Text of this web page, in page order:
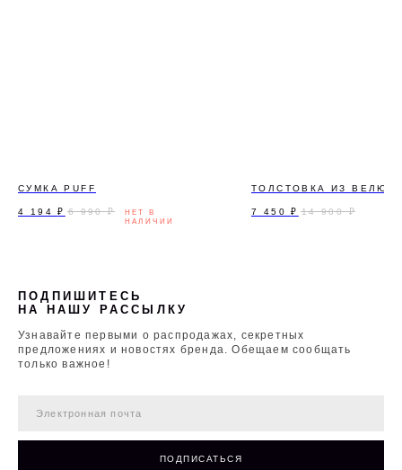
СУМКА PUFF
4 194 ₽ 6 990 ₽
ТОЛСТОВКА ИЗ
7 450 ₽ 14 900 ₽
ПОДПИСАТЬСЯ
ПОДПИШИТЕСЬ
НА НАШУ РАССЫЛКУ
Узнавайте первыми о распродажах, секретных
предложениях и новостях бренда. Обещаем сообщать
только важное!